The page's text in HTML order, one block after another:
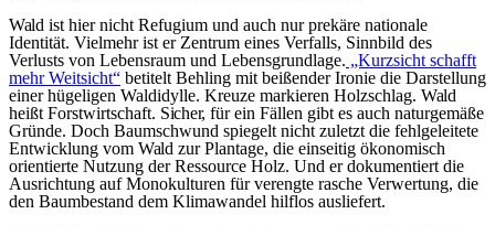
Wald ist hier nicht Refugium und auch nur prekäre nationale
Identität. Vielmehr ist er Zentrum eines Verfalls, Sinnbild des
Verlusts von Lebensraum und Lebensgrundlage. „Kurzsicht schafft
mehr Weitsicht“ betitelt Behling mit beißender Ironie die Darstellung
einer hügeligen Waldidylle. Kreuze markieren Holzschlag. Wald
heißt Forstwirtschaft. Sicher, für ein Fällen gibt es auch naturgemäße
Gründe. Doch Baumschwund spiegelt nicht zuletzt die fehlgeleitete
Entwicklung vom Wald zur Plantage, die einseitig ökonomisch
orientierte Nutzung der Ressource Holz. Und er dokumentiert die
Ausrichtung auf Monokulturen für verengte rasche Verwertung, die
den Baumbestand dem Klimawandel hilflos ausliefert.